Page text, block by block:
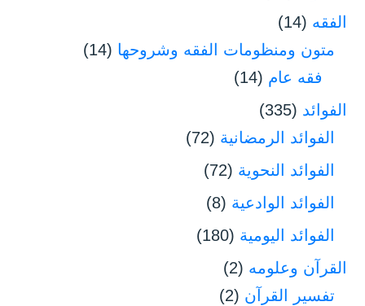
الفقه (14)
متون ومنظومات الفقه وشروحها (14)
فقه عام (14)
الفوائد (335)
الفوائد الرمضانية (72)
الفوائد النحوية (72)
الفوائد الوادعية (8)
الفوائد اليومية (180)
القرآن وعلومه (2)
تفسير القرآن (2)